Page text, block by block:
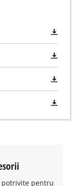
potrivite pentru